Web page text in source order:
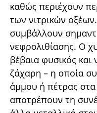
καθώς περιέχουν
των νιτρικών
συμβάλλουν
νεφρολιθίασης. Ο
βέβαια φυσικός
ζάχαρη – η οποία
άμμου ή πέτρας στα
αποτρέπουν τη